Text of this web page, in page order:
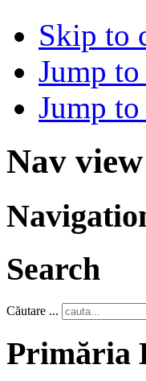
Skip to
Jump
Jump
Nav
Search
Căutare ...
Primăria